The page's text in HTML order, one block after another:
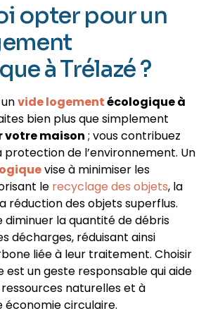
opter pour un
à Trélazé ?
vide logementécologique à
bien plus que simplement
votre maison ; vous contribuez
de l’environnement. Un
vise à minimiser les
le recyclage des objets, la
réduction des objets superflus.
la quantité de débris
décharges, réduisant ainsi
liée à leur traitement. Choisir
un geste responsable qui aide
naturelles et à
économie circulaire.